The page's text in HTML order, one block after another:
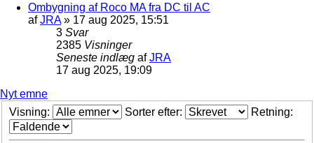
Ombygning af Roco MA fra DC til AC
afJRA» 17 aug 2025, 15:51
3 Svar
2385 Visninger
Seneste indlæg afJRA
17 aug 2025, 19:09
Nyt emne
Visning:
Sorter efter: Retning: